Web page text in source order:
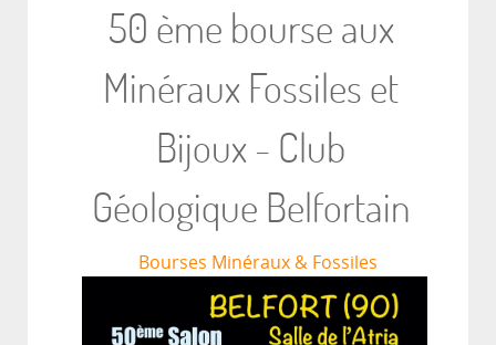
50 ème bourse aux
Minéraux Fossiles et
Bijoux - Club
Géologique Belfortain
Bourses Minéraux & Fossiles